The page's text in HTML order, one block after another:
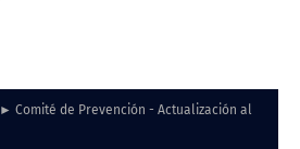
► Comité de Prevención - Actualización al